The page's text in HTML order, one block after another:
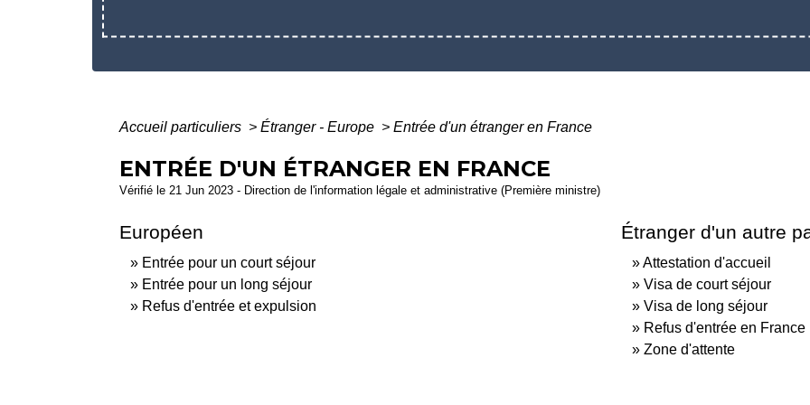
Accueil particuliers > Étranger - Europe > Entrée d'un étranger en France
ENTRÉE D'UN ÉTRANGER EN FRANCE
Vérifié le 21 Jun 2023 - Direction de l'information légale et administrative (Première ministre)
Européen
Entrée pour un court séjour
Entrée pour un long séjour
Refus d'entrée et expulsion
Étranger d'un autre
Attestation d'accueil
Visa de court séjour
Visa de long séjour
Refus d'entrée en France
Zone d'attente